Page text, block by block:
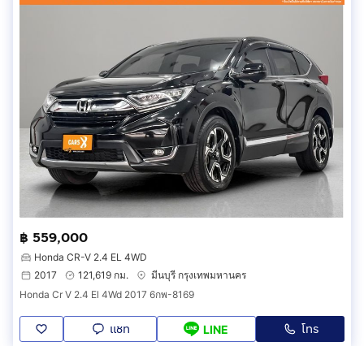
฿ 559,000
Honda CR-V 2.4 EL 4WD
2017
121,619 กม.
มีนบุรี กรุงเทพมหานคร
Honda Cr V 2.4 El 4Wd 2017 6กพ-8169
แชท LINE โทร